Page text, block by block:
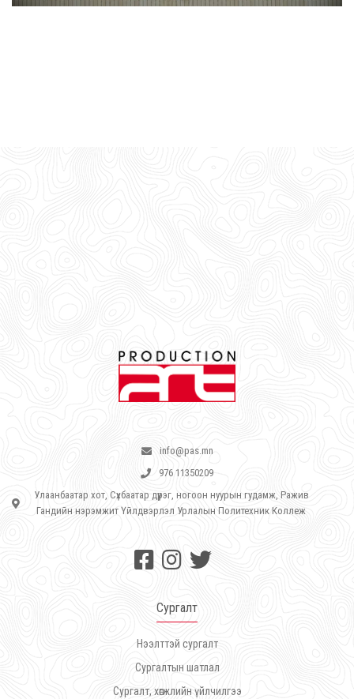
info@pas.mn
976 11350209
Улаанбаатар хот, Сүхбаатар дүүрэг, ногоон нуурын гудамж, Ражив
Гандийн нэрэмжит Үйлдвэрлэл Урлалын Политехник Коллеж
Сургалт
Нээлттэй сургалт
Сургалтын шатлал
Сургалт, хөгжлийн үйлчилгээ